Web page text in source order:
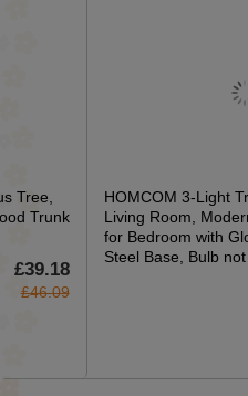
Tree,
Trunk
£39.18
£46.09
HOMCOM 3-Light
Living Room,
for Bedroom with
Steel Base, Bulb